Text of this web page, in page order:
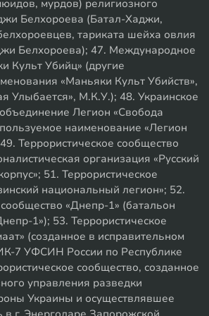
мурдов) религиозного
Белхороева (Батал-Хаджи,
тариката шейха овлия
Белхороева); 47. Международное
Культ Убийц» (другие
«Маньяки Культ Убийств»,
Улыбается», М.К.У.); 48. Украинское
Легион «Свобода
наименование «Легион
Террористическое сообщество
организация «Русский
51. Террористическое
национальный легион»; 52.
«Днепр-1» (батальон
1»); 53. Террористическое
(созданное в исправительном
7 УФСИН России по Республике
сообщество, созданное
управления разведки
Украины и осуществлявшее